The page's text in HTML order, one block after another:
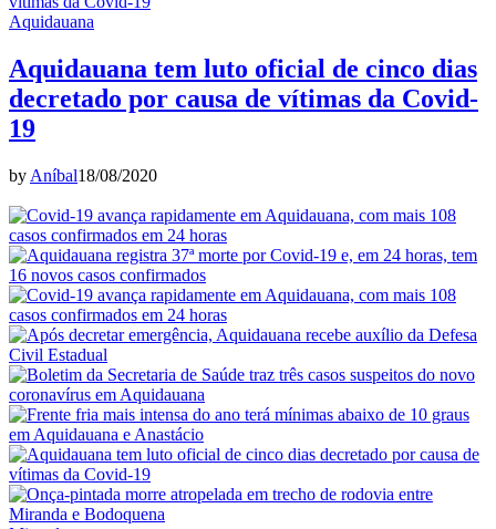
Aquidauana
Aquidauana tem luto oficial de cinco dias
decretado por causa de vítimas da Covid-
19
by Aníbal18/08/2020